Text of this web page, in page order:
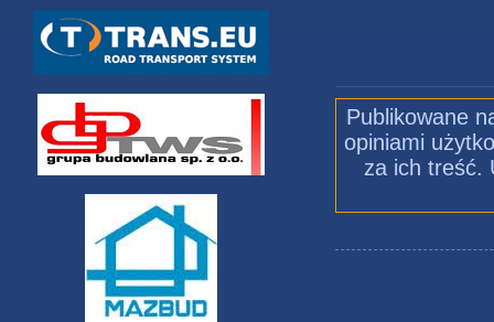
Publikowane
opiniami
za ich treść.